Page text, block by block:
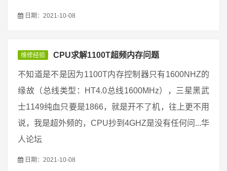
日期：2021-10-08
维修经验 CPU求解1100T超频内存问题
不知道是不是因为1100T内存控制器只有1600NHZ的
缘故（总线类型：HT4.0总线1600MHz），三星黑武
士1149纯血只要是1866，就是开不了机，往上更不用
说，我是超外频的，CPU抄到4GHZ是没有任何问...华
人论坛
日期：2021-10-08